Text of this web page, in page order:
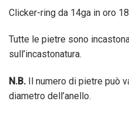
Clicker-ring da 14ga in oro
Tutte le pietre sono
sull’incastonatura.
N.B.
Il numero di pietre può
diametro dell’anello.